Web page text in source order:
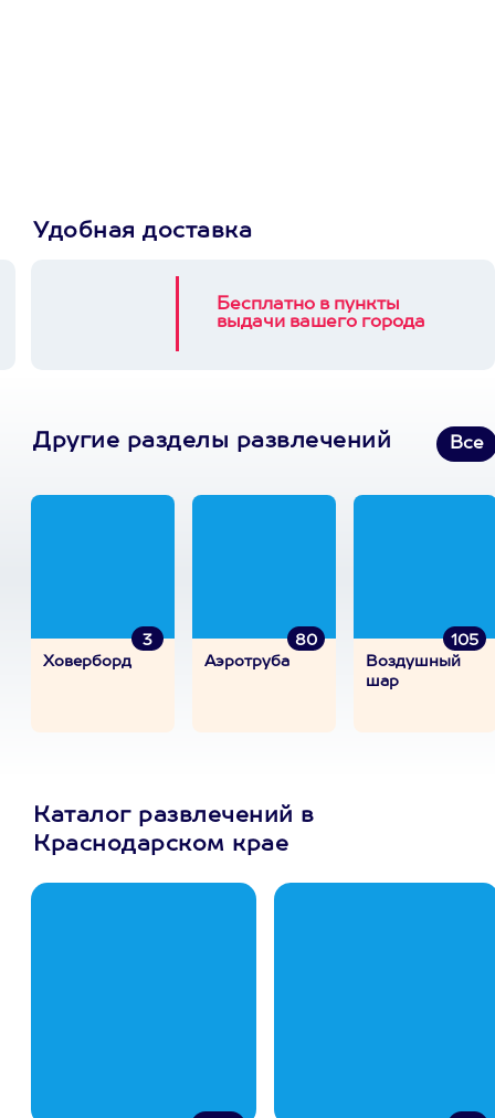
Удобная доставка
Бесплатно в пункты
выдачи вашего города
Другие разделы развлечений Все
3
Ховерборд
80
Аэротруба
105
Воздушный
шар
Каталог развлечений в
Краснодарском крае